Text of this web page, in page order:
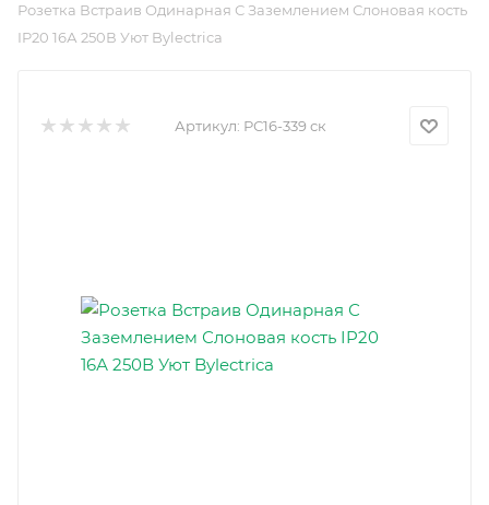
Розетка Встраив Одинарная С Заземлением Слоновая кость
IP20 16А 250В Уют Bylectrica
Артикул: РС16-339 ск